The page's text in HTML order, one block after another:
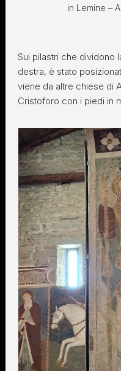
in Lemine –
Sui pilastri che dividono
destra, è stato
viene da altre chiese di
Cristoforo con i piedi in